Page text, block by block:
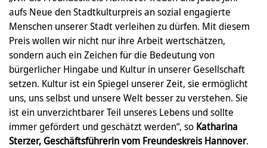
aufs Neue den Stadtkulturpreis an sozial engagierte
Menschen unserer Stadt verleihen zu dürfen. Mit diesem
Preis wollen wir nicht nur ihre Arbeit wertschätzen,
sondern auch ein Zeichen für die Bedeutung von
bürgerlicher Hingabe und Kultur in unserer Gesellschaft
setzen. Kultur ist ein Spiegel unserer Zeit, sie ermöglicht
uns, uns selbst und unsere Welt besser zu verstehen. Sie
ist ein unverzichtbarer Teil unseres Lebens und sollte
immer gefördert und geschätzt werden“, so Katharina
Sterzer, Geschäftsführerin vom Freundeskreis Hannover.